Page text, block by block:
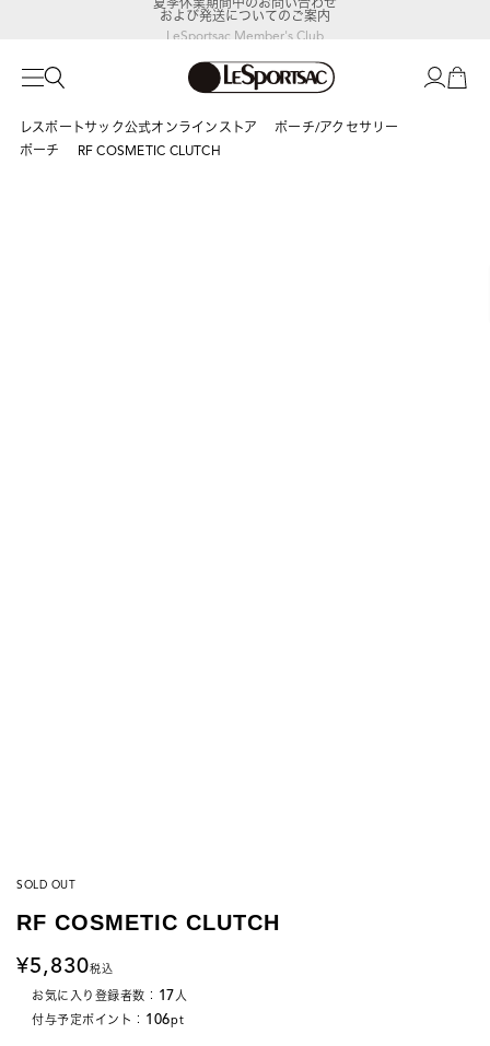
LeSportsac Member's Club
ポイントアップキャンペーン開催中
レスポートサック公式オンラインストア
ポーチ/アクセサリー
ポーチ
RF COSMETIC CLUTCH
SOLD OUT
RF COSMETIC CLUTCH
5,830税込
お気に入り登録者数： 17人
付与予定ポイント： 106pt